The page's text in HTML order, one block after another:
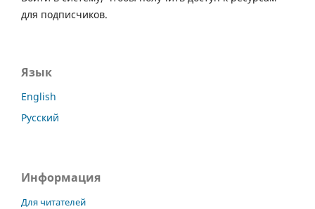
для подписчиков.
Язык
English
Русский
Информация
Для читателей